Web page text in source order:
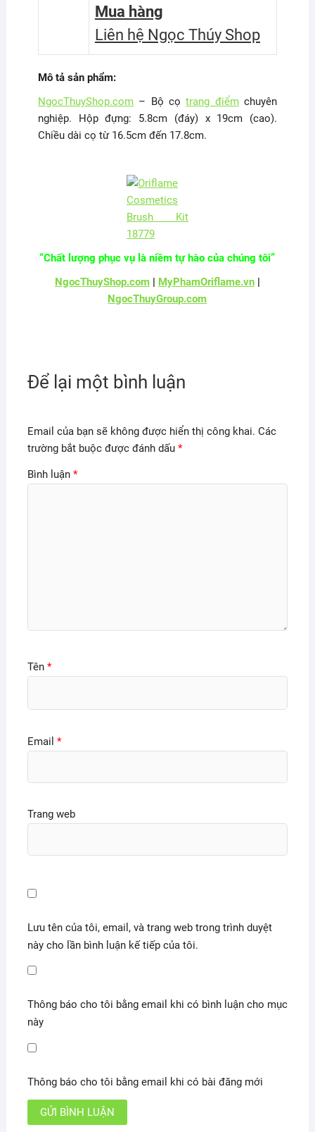
Mua hàng
Liên hệ Ngọc Thúy Shop
Mô tả sản phẩm:
NgocThuyShop.com– Bộ cọtrang điểmchuyên
nghiệp. Hộp đựng: 5.8cm (đáy) x 19cm (cao).
Chiều dài cọ từ 16.5cm đến 17.8cm.
“Chất lượng phục vụ là niềm tự hào của chúng tôi”
NgocThuyShop.com| MyPhamOriflame.vn|
NgocThuyGroup.com
Để lại một bình luận
Email của bạn sẽ không được hiển thị công khai. Các
trường bắt buộc được đánh dấu *
Bình luận *
Tên *
Email *
Trang web
Lưu tên của tôi, email, và trang web trong trình duyệt
này cho lần bình luận kế tiếp của tôi.
Thông báo cho tôi bằng email khi có bình luận cho mục
này
Thông báo cho tôi bằng email khi có bài đăng mới